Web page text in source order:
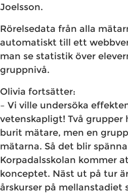
Joelsson.
Rörelsedata från alla
automatiskt till ett
man se statistik över
gruppnivå.
Olivia fortsätter:
– Vi ville undersöka
vetenskapligt! Två grupper
burit mätare, men en
mätarna. Så det blir
Korpadalsskolan kommer
konceptet. Näst ut på tur
årskurser på mellanstadiet